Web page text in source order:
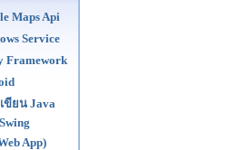
Maps Api
Service
Framework
ขียน Java
App)